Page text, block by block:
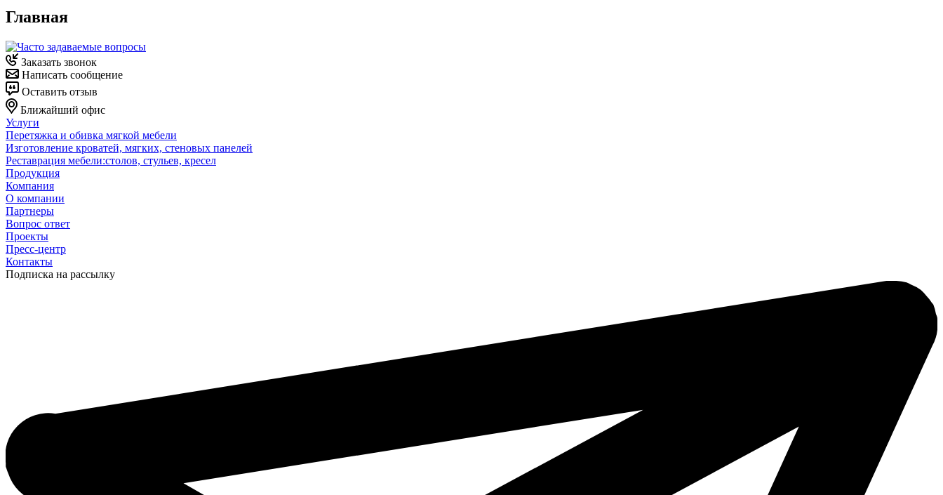
Главная
Заказать звонок
Написать сообщение
Оставить отзыв
Ближайший офис
Услуги
Перетяжка и обивка мягкой мебели
Изготовление кроватей, мягких, стеновых панелей
Реставрация мебели:столов, стульев, кресел
Продукция
Компания
О компании
Партнеры
Вопрос ответ
Проекты
Пресс-центр
Контакты
Подписка на рассылку